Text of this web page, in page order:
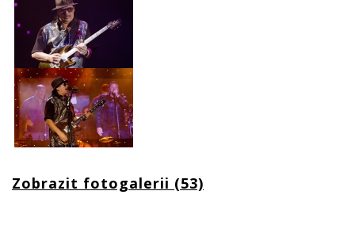
Zobrazit fotogalerii (53)